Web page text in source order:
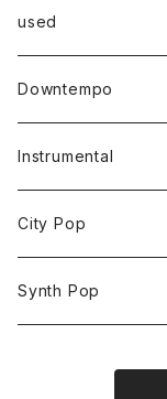
used
Downtempo
Instrumental
City Pop
Synth Pop